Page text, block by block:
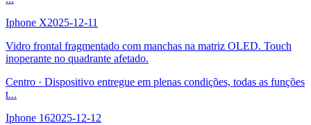
Iphone X2025-12-11
Vidro frontal fragmentado com manchas na matriz OLED. Touch
inoperante no quadrante afetado.
Centro · Dispositivo entregue em plenas condições, todas as funções
t...
Iphone 162025-12-12